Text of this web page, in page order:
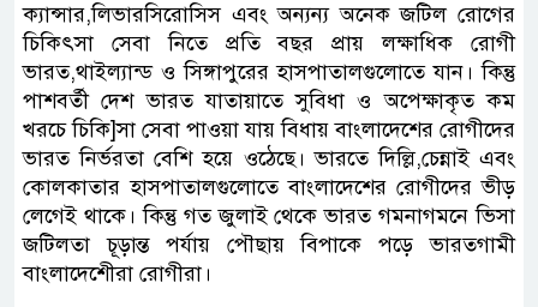
ক্যান্সার,লিভারসিরোসিস এবং অন্যন্য অনেক জটিল রোগের
চিকিৎসা সেবা নিতে প্রতি বছর প্রায় লক্ষাধিক রোগী
ভারত,থাইল্যান্ড ও সিঙ্গাপুরের হাসপাতালগুলোতে যান। কিন্তু
পাশবর্তী দেশ ভারত যাতায়াতে সুবিধা ও অপেক্ষাকৃত কম
খরচে চিকি]সা সেবা পাওয়া যায় বিধায় বাংলাদেশের রোগীদের
ভারত নির্ভরতা বেশি হয়ে ওঠেছে। ভারতে দিল্লি,চেন্নাই এবং
কোলকাতার হাসপাতালগুলোতে বাংলাদেশের রোগীদের ভীড়
লেগেই থাকে। কিন্তু গত জুলাই থেকে ভারত গমনাগমনে ভিসা
জটিলতা চূড়ান্ত পর্যায় পৌছায় বিপাকে পড়ে ভারতগামী
বাংলাদেশেীরা রোগীরা।